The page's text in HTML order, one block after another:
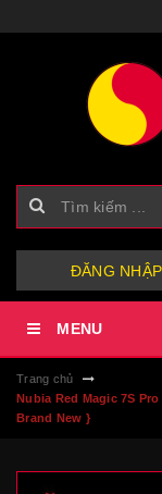
ĐĂNG NHẬP
MENU
Trang chủ
Nubia Red Magic 7S
Brand New }